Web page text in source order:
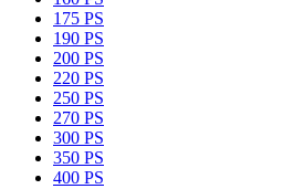
175 PS
190 PS
200 PS
220 PS
250 PS
270 PS
300 PS
350 PS
400 PS